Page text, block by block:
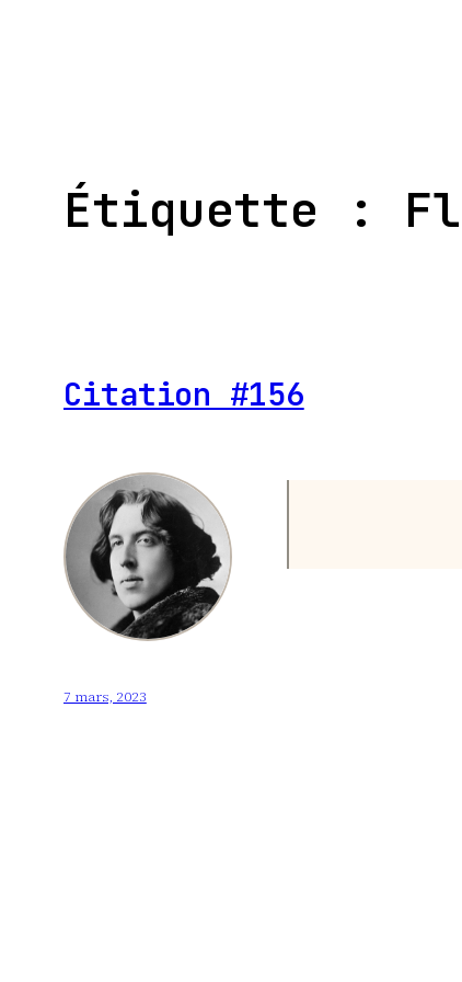
Étiquette :
Citation #156
7 mars, 2023